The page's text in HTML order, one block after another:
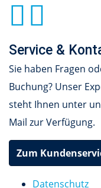
Service &
Sie haben Fragen
Buchung? Unser
steht Ihnen unter
Mail zur Verfügung.
Zum
Datenschutz